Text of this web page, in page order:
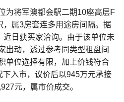
为将军澳都会駅二期10座高层F
，属3房套连多用途房间隔。据
日获买家洽询。由于该单位未
出动，透过参考同类型租盘间
单位选择有限，加上价钱符合
下入市，议价后以945万元承接
元，属市价成交。